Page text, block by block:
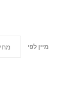
מיין לפי